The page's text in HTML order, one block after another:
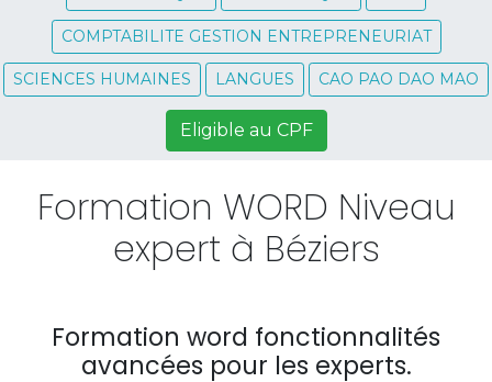
COMPTABILITE GESTION ENTREPRENEURIAT
SCIENCES HUMAINES LANGUES CAO PAO DAO MAO
Eligible au CPF
Formation WORD Niveau
expert à Béziers
Formation word fonctionnalités
avancées pour les experts.